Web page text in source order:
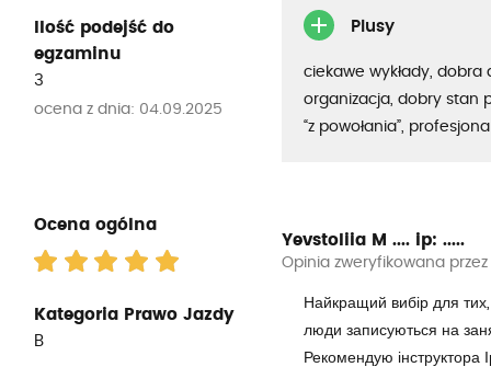
Ilość podejść do
egzaminu
3
ocena z dnia: 04.09.2025
Plusy
ciekawe wykłady,
organizacja, dobry stan
“z powołania”,
Ocena ogólna
Kategoria Prawo Jazdy
B
Yevstoliia M .... ip: .....
Opinia zweryfikowana
Найкращий вибір для
люди записуються на
Рекомендую